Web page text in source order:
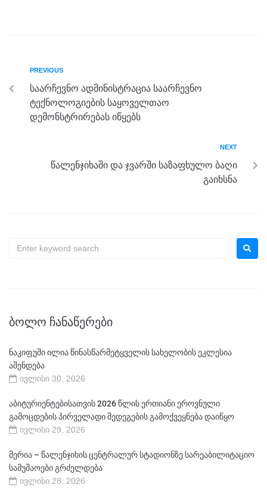
b
o
o
k
g
er
m p
p
PREVIOUS
საარჩევნო ადმინისტრაცია საარჩევნო
ტექნოლოგიების საყოველთაო
დემონსტრირებას იწყებს
NEXT
წალენჯიხაში და ჯვარში საზაფხულო ბაღი
გაიხსნა
ᲑᲝᲚᲝ ᲩᲐᲜᲐᲬᲔᲠᲔᲑᲘ
ნაკიფუში ილია წინასწარმეტყველის სახელობის ეკლესია
აშენდება
ივლისი 30, 2026
აბიტურიენტებისათვის 2026 წლის ერთიანი ეროვნული
გამოცდების პირველადი შედეგების გამოქვეყნება დაიწყო
ივლისი 29, 2026
მერია – წალენჯიხის ცენტრალურ სტადიონზე სარეაბილიტაციო
სამუშაოები გრძელდება
ივლისი 28, 2026